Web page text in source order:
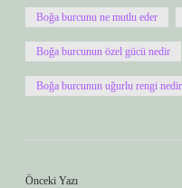
Boğa burcunu ne mutlu eder
Boğa burcunun özel gücü nedir
Boğa burcunun uğurlu rengi nedir
Önceki Yazı